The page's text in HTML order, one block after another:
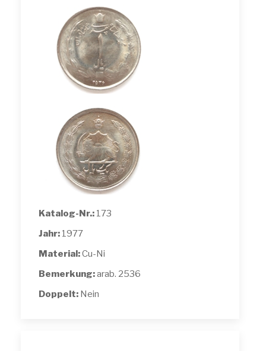
Katalog-Nr.: 173
Jahr: 1977
Material:Cu-Ni
Bemerkung:arab. 2536
Doppelt: Nein